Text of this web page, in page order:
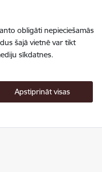
obligāti nepieciešamās
šajā vietnē var tikt
sīkdatnes.
Apstiprināt visas